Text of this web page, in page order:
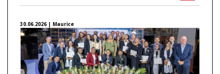
30.06.2026 | Maurice